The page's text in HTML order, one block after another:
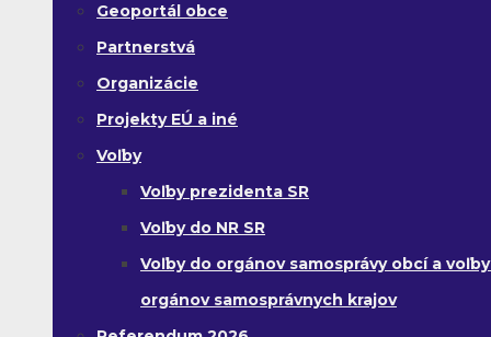
Geoportál obce
Partnerstvá
Organizácie
Projekty EÚ a iné
Voľby
Voľby prezidenta SR
Voľby do NR SR
Voľby do orgánov samosprávy obcí a
orgánov samosprávnych krajov